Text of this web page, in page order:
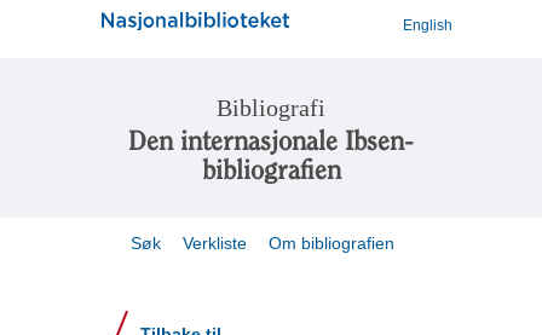
English
Bibliografi
Den internasjonale Ibsen-
bibliografien
Søk Verkliste Om bibliografien